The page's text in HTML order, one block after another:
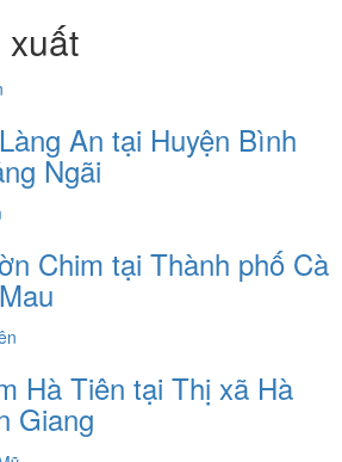
An tại Huyện Bình
Ngãi
Chim tại Thành phố Cà
Hà Tiên tại Thị xã Hà
Giang